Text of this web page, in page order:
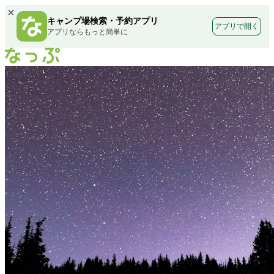
×
キャンプ場検索・予約アプリ
アプリならもっと簡単に
アプリで開く